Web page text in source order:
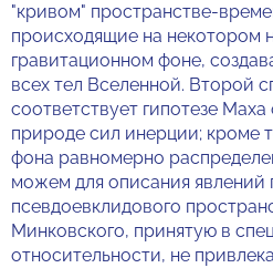
"кривом" пространстве-
происходящие на некотором
гравитационном фоне,
всех тел Вселенной. Второй
соответствует гипотезе
природе сил инерции; кроме
фона равномерно
можем для описания явлений
псевдоевклидового
Минковского, принятую в
относительности, не